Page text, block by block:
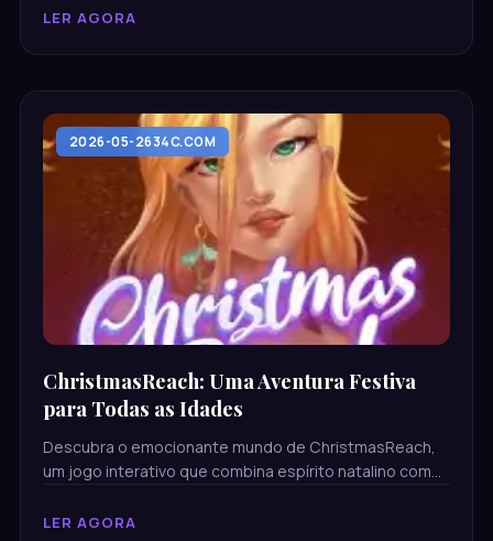
LER AGORA
2026-05-26 34C.COM
ChristmasReach: Uma Aventura Festiva
para Todas as Idades
Descubra o emocionante mundo de ChristmasReach,
um jogo interativo que combina espírito natalino com
LER AGORA